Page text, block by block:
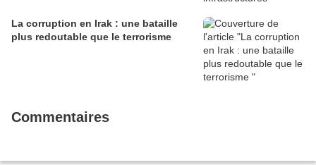
La corruption en Irak : une bataille
plus redoutable que le terrorisme
Commentaires